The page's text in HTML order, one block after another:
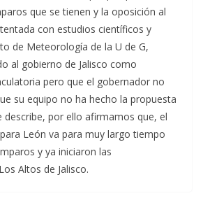
que se tienen y la oposición al
con estudios científicos y
de Meteorología de la U de G,
al gobierno de Jalisco como
pero que el gobernador no
su equipo no ha hecho la propuesta
describe, por ello afirmamos que, el
León va para muy largo tiempo
y ya iniciaron las
Altos de Jalisco.